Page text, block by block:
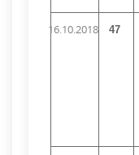
16.10.2018 47